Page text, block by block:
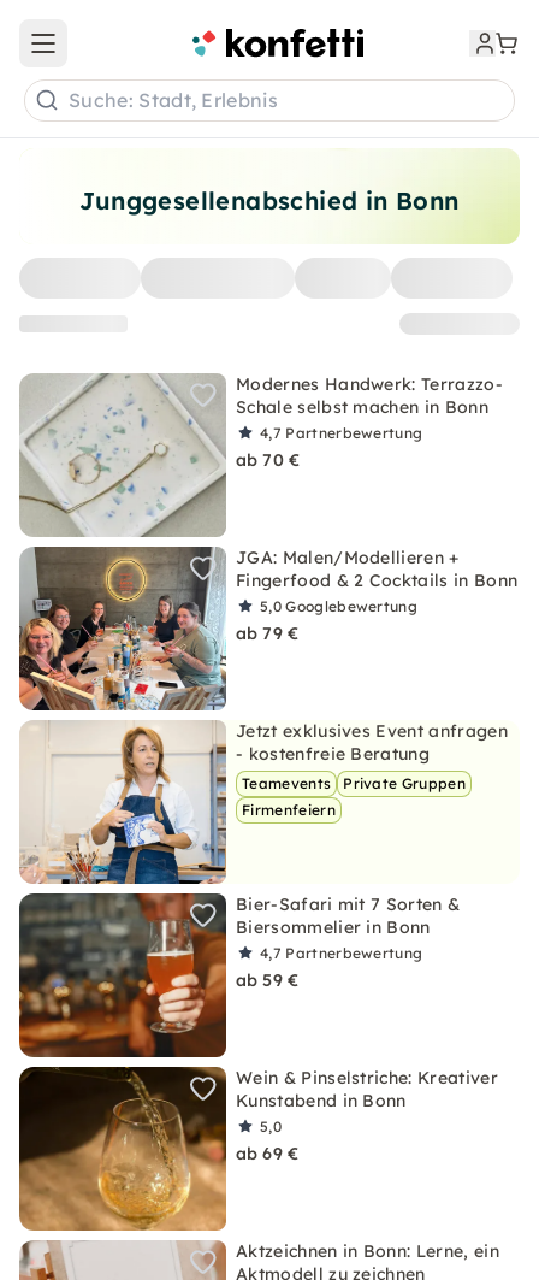
Junggesellenabschied in Bonn
Modernes Handwerk: Terrazzo-
Schale selbst machen in Bonn
4,7 Partnerbewertung
ab 70 €
JGA: Malen/Modellieren +
Fingerfood & 2 Cocktails in Bonn
5,0Googlebewertung
ab 79 €
Jetzt exklusives Event anfragen
- kostenfreie Beratung
Teamevents
Private Gruppen
Firmenfeiern
Bier-Safari mit 7 Sorten &
Biersommelier in Bonn
4,7 Partnerbewertung
ab 59 €
Wein & Pinselstriche: Kreativer
Kunstabend in Bonn
5,0
ab 69 €
Aktzeichnen in Bonn: Lerne, ein
Aktmodell zu zeichnen
Open main menu
Suche: Stadt, Erlebnis